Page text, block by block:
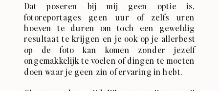
Dat poseren bij mij geen optie is,
fotoreportages geen uur of zelfs uren
hoeven te duren om toch een geweldig
resultaat te krijgen en je ook op je allerbest
op de foto kan komen zonder jezelf
ongemakkelijk te voelen of dingen te moeten
doen waar je geen zin of ervaring in hebt.